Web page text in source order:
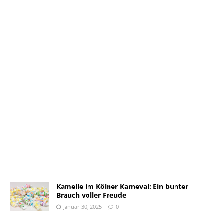
Kamelle im Kölner Karneval: Ein bunter
Brauch voller Freude
Januar 30, 2025 0